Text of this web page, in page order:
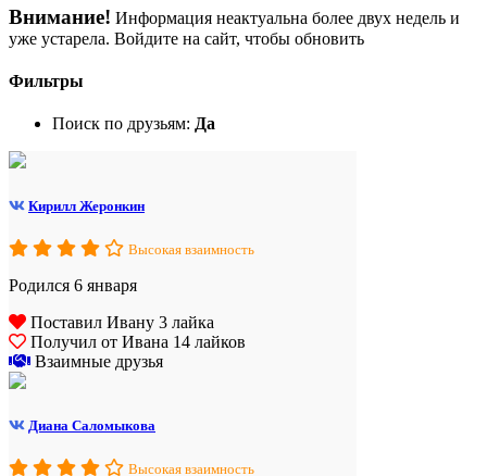
Внимание! Информация неактуальна более двух недель и
уже устарела. Войдите на сайт, чтобы обновить
Фильтры
Поиск по друзьям: Да
Кирилл Жеронкин
Высокая взаимность
Родился 6 января
Поставил Ивану 3 лайка
Получил от Ивана 14 лайков
Взаимные друзья
Диана Саломыкова
Высокая взаимность